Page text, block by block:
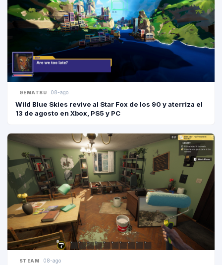
GEMATSU 08-ago
Wild Blue Skies revive al Star Fox de los 90 y aterriza el
13 de agosto en Xbox, PS5 y PC
STEAM 08-ago